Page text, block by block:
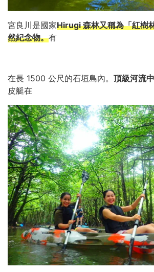
宮良川是國家Hirugi 森林又稱為「紅樹
然紀念物。有
在長 1500 公尺的石垣島內。 頂級河流
皮艇在